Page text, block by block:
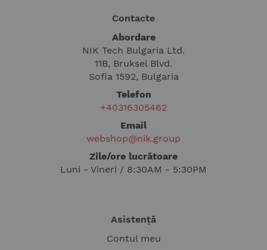
Contacte
Abordare
NIK Tech Bulgaria Ltd.
11B, Bruksel Blvd.
Sofia 1592, Bulgaria
Telefon
+40316305462
Email
webshop@nik.group
Zile/ore lucrătoare
Luni - Vineri / 8:30AM - 5:30PM
Asistență
Contul meu